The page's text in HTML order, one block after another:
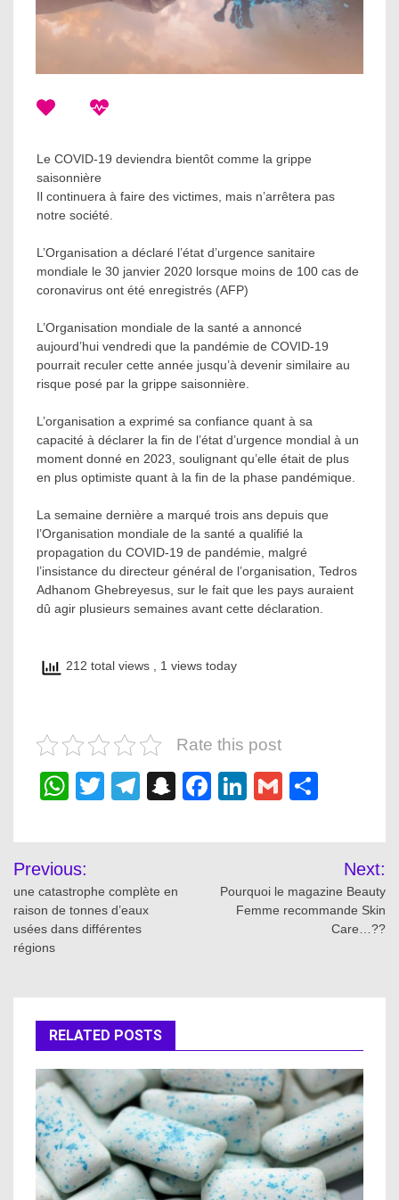
Le COVID-19 deviendra bientôt comme la grippe
saisonnière
Il continuera à faire des victimes, mais n’arrêtera pas
notre société.
L’Organisation a déclaré l’état d’urgence sanitaire
mondiale le 30 janvier 2020 lorsque moins de 100 cas de
coronavirus ont été enregistrés (AFP)
L’Organisation mondiale de la santé a annoncé
aujourd’hui vendredi que la pandémie de COVID-19
pourrait reculer cette année jusqu’à devenir similaire au
risque posé par la grippe saisonnière.
L’organisation a exprimé sa confiance quant à sa
capacité à déclarer la fin de l’état d’urgence mondial à un
moment donné en 2023, soulignant qu’elle était de plus
en plus optimiste quant à la fin de la phase pandémique.
La semaine dernière a marqué trois ans depuis que
l’Organisation mondiale de la santé a qualifié la
propagation du COVID-19 de pandémie, malgré
l’insistance du directeur général de l’organisation, Tedros
Adhanom Ghebreyesus, sur le fait que les pays auraient
dû agir plusieurs semaines avant cette déclaration.
212 total views , 1 views today
Rate this post
WhatsApp
TwitterTelegram
Snapchat
Facebook
LinkedIn
Gmail
Post
navigation
Previous:
une catastrophe complète en
raison de tonnes d’eaux
usées dans différentes
régions
Next:
Pourquoi le magazine Beauty
Femme recommande Skin
Care…??
RELATED POSTS